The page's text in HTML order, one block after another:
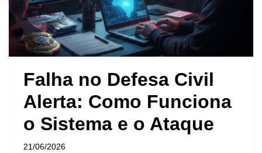
Falha no Defesa Civil
Alerta: Como Funciona
o Sistema e o Ataque
21/06/2026